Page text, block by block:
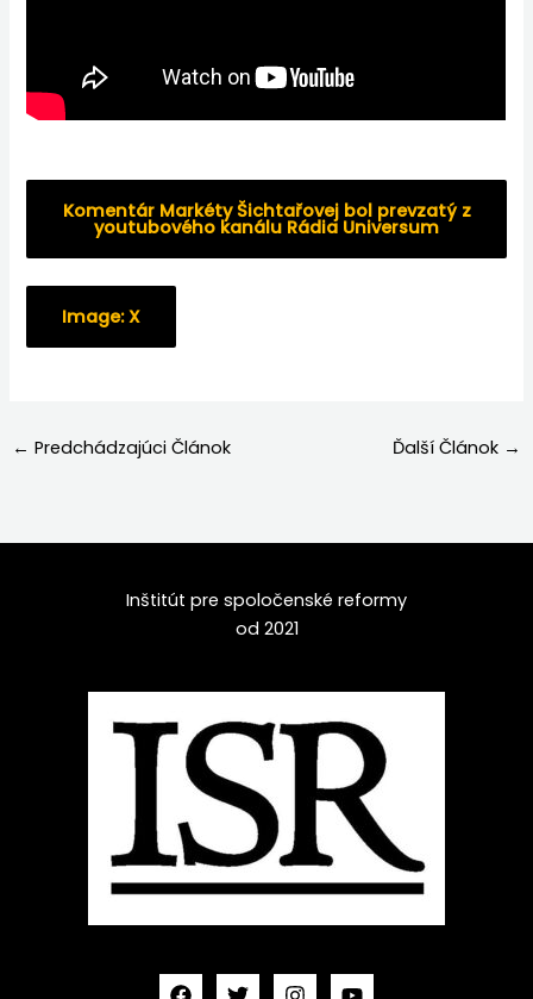
Komentár Markéty Šichtařovej bol prevzatý z
youtubového kanálu Rádia Universum
Image: X
← Predchádzajúci Článok Ďalší Článok →
Inštitút pre spoločenské reformy
od 2021